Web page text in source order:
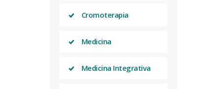
Cromoterapia
Medicina
Medicina Integrativa